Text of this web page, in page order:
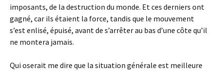
imposants, de la destruction du monde. Et ces derniers ont
gagné, car ils étaient la force, tandis que le mouvement
s’est enlisé, épuisé, avant de s’arrêter au bas d’une côte qu’il
ne montera jamais.
Qui oserait me dire que la situation générale est meilleure